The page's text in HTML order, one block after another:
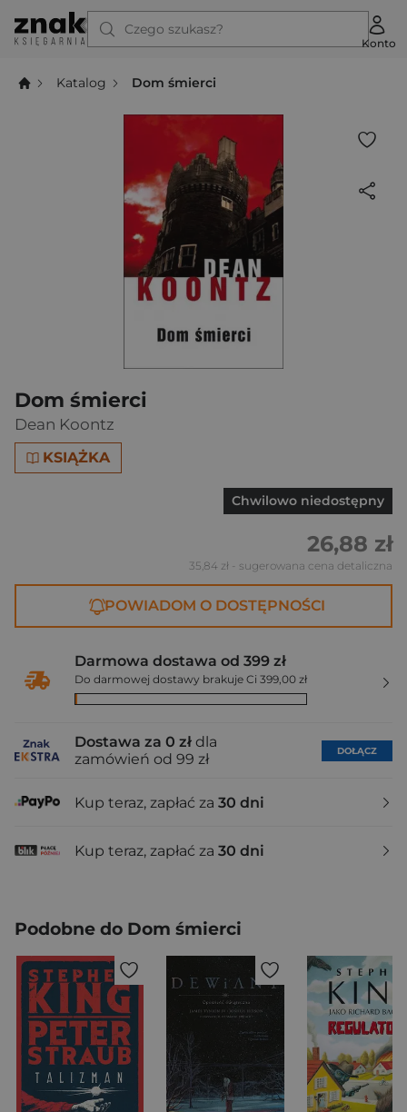
Czego szukasz?
Konto
Katalog Dom śmierci
Dom śmierci
Dean Koontz
KSIĄŻKA
Chwilowo niedostępny
26,88 zł
35,84 zł - sugerowana cena detaliczna
POWIADOM O DOSTĘPNOŚCI
Darmowa dostawa od 399 zł
Do darmowej dostawy brakuje Ci 399,00 zł
Dostawa za 0 zł dla
zamówień od 99 zł
DOŁĄCZ
Kup teraz, zapłać za 30 dni
Kup teraz, zapłać za 30 dni
Podobne do Dom śmierci